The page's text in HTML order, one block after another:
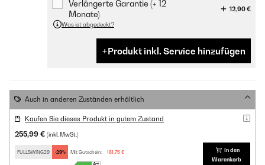
Verlängerte Garantie (+ 12
Monate)
12,90 €
Was ist abgedeckt?
Produkt inkl. Service hinzufügen
Auch in anderen Zuständen erhältlich
Kaufen Sie dieses Produkt in gutem Zustand
255,99 € (inkl. MwSt.)
FULLSWING29 -29% Mit Gutschein: 181,75 €
In den
Warenkorb